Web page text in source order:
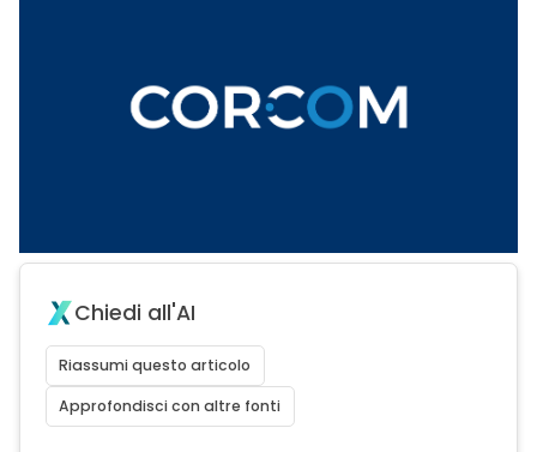
Chiedi all'AI
Riassumi questo articolo
Approfondisci con altre fonti